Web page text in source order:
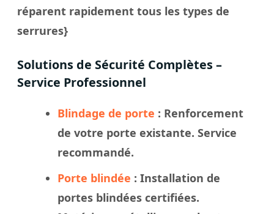
réparent rapidement tous les types de
serrures}
Solutions de Sécurité Complètes –
Service Professionnel
Blindage de porte : Renforcement
de votre porte existante. Service
recommandé.
Porte blindée : Installation de
portes blindées certifiées.